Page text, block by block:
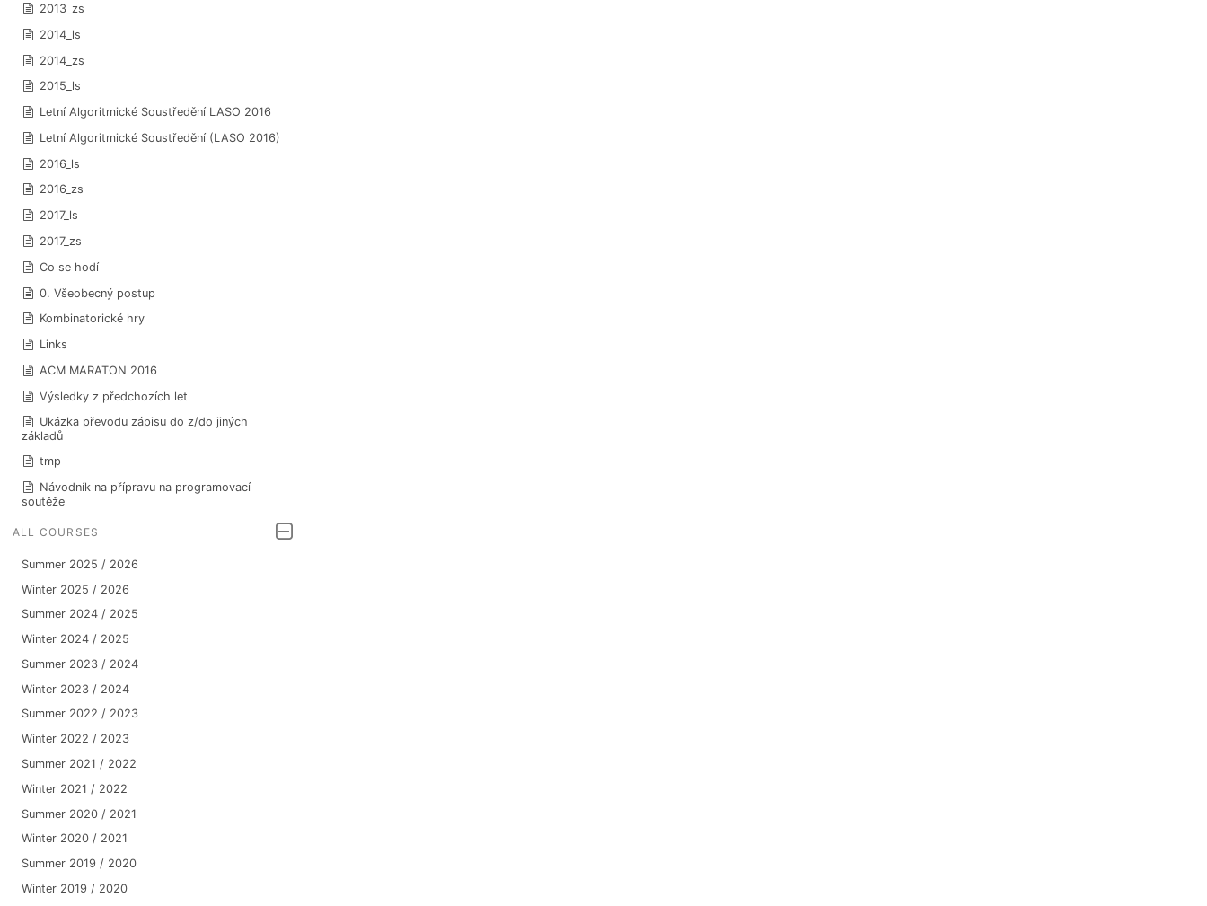
2013_zs
2014_ls
2014_zs
2015_ls
Letní Algoritmické Soustředění LASO 2016
Letní Algoritmické Soustředění (LASO 2016)
2016_ls
2016_zs
2017_ls
2017_zs
Co se hodí
0. Všeobecný postup
Kombinatorické hry
Links
ACM MARATON 2016
Výsledky z předchozích let
Ukázka převodu zápisu do z/do jiných
základů
tmp
Návodník na přípravu na programovací
soutěže
ALL COURSES
Summer 2025 / 2026
Winter 2025 / 2026
Summer 2024 / 2025
Winter 2024 / 2025
Summer 2023 / 2024
Winter 2023 / 2024
Summer 2022 / 2023
Winter 2022 / 2023
Summer 2021 / 2022
Winter 2021 / 2022
Summer 2020 / 2021
Winter 2020 / 2021
Summer 2019 / 2020
Winter 2019 / 2020